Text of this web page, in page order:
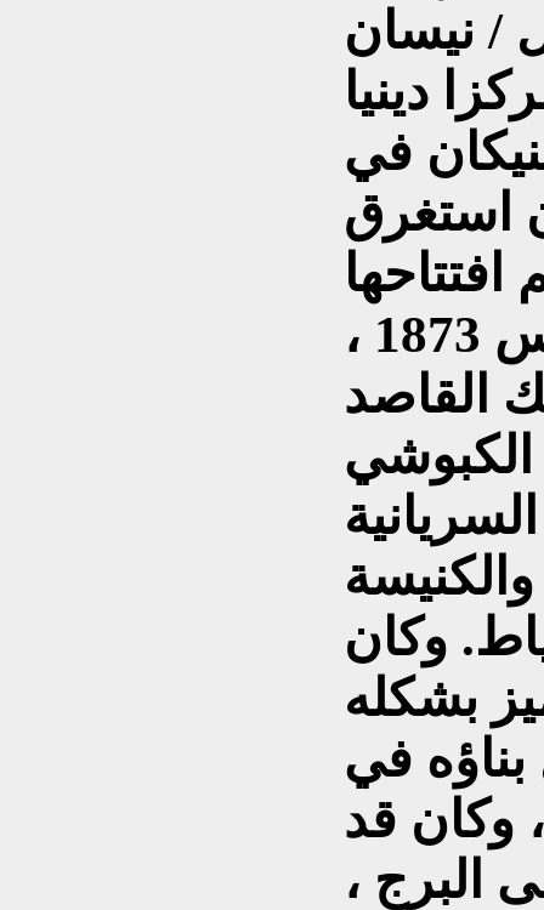
في 9 أبريل / نيسان
دينيا
في
استغرق
في يوم 4 آب/ اغسطس 1873 ،
القاصد
الكبوشي
والكنيسة
وكان
بشكله
في
تموز / يوليو 1882 ، وكان قد
البرج ،